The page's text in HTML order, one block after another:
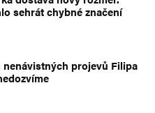
sehrát chybné značení
nenávistných projevů Filipa